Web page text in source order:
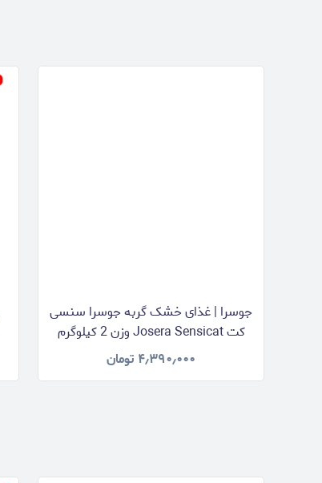
جوسرا | غذای خشک گربه جوسرا سنسی
کت Josera Sensicat وزن 2 کیلوگرم
۴٫۳۹۰٫۰۰۰ تومان